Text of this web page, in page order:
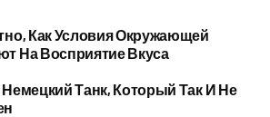
Как Условия Окружающей
На Восприятие Вкуса
Танк, Который Так И Не